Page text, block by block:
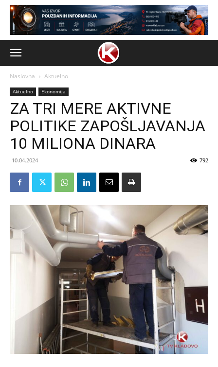
Naslovna Aktuelno
Aktuelno Ekonomija
ZA TRI MERE AKTIVNE
POLITIKE ZAPOŠLJAVANJA
10 MILIONA DINARA
10.04.2024 792